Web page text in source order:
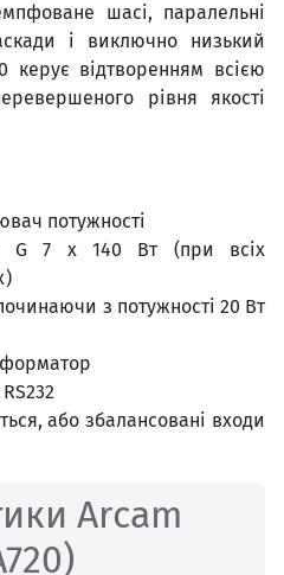
шасі, паралельні
і виключно низький
керує відтворенням всією
рівня якості
потужності
G 7 x 140 Вт (при всіх
з потужності 20 Вт
або збалансовані входи
Arcam